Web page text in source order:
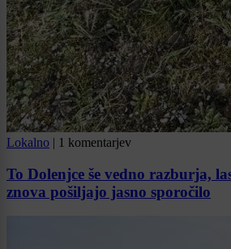
Lokalno | 1 komentarjev
To Dolenjce še vedno razburja,
znova pošiljajo jasno sporočilo